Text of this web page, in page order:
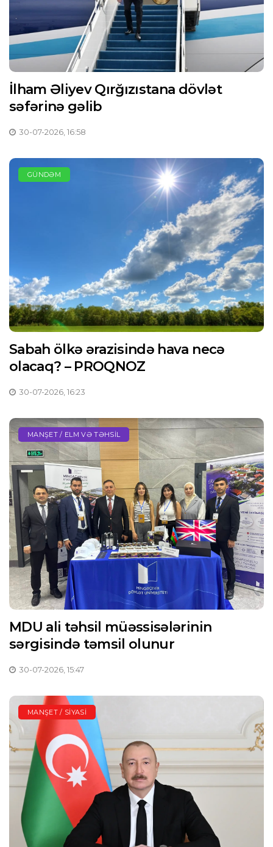
İlham Əliyev Qırğızıstana dövlət
səfərinə gəlib
30-07-2026, 16:58
GÜNDƏM
Sabah ölkə ərazisində hava necə
olacaq? – PROQNOZ
30-07-2026, 16:23
MANŞET / ELM VƏ TƏHSIL
MDU ali təhsil müəssisələrinin
sərgisində təmsil olunur
30-07-2026, 15:47
MANŞET / SIYASI